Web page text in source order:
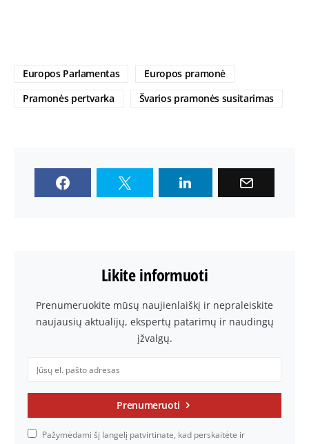
Europos Parlamentas
Europos pramonė
Pramonės pertvarka
Švarios pramonės susitarimas
Likite informuoti
Prenumeruokite mūsų naujienlaiškį ir nepraleiskite
naujausių aktualijų, ekspertų patarimų ir naudingų
įžvalgų.
Prenumeruoti
Pažymėdami šį langelį patvirtinate, kad perskaitėte ir